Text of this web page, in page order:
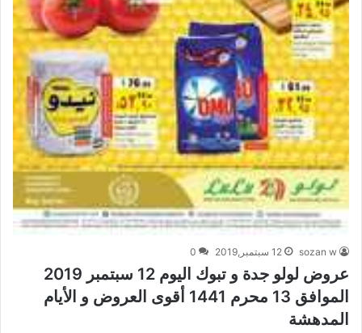
sozan w 12 سبتمبر,2019 0
عروض لولو جدة و تبوك اليوم 12 سبتمبر 2019
الموافق 13 محرم 1441 أقوى العروض و الأيام
المدهشة